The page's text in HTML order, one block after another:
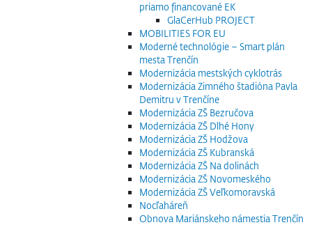
priamo financované EK
GlaCerHub PROJECT
MOBILITIES FOR EU
Moderné technológie – Smart plán
mesta Trenčín
Modernizácia mestských cyklotrás
Modernizácia Zimného štadióna Pavla
Demitru v Trenčíne
Modernizácia ZŠ Bezručova
Modernizácia ZŠ Dlhé Hony
Modernizácia ZŠ Hodžova
Modernizácia ZŠ Kubranská
Modernizácia ZŠ Na dolinách
Modernizácia ZŠ Novomeského
Modernizácia ZŠ Veľkomoravská
Nocľaháreň
Obnova Mariánskeho námestia Trenčín